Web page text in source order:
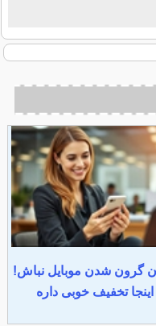
گرون شدن موبایل نباش!
اینجا تخفیف خوبی داره